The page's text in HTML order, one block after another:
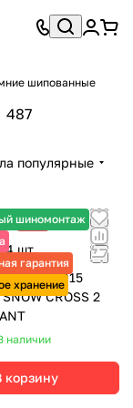
шипованные
487
популярные
шиномонтаж
гарантия
хранение
₽ -7%
4 шт.
185/65 R15
CROSS 2
наличии
корзину